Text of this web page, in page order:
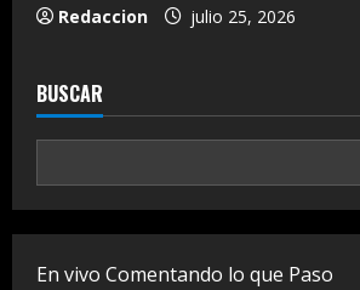
Redaccion julio 25, 2026
BUSCAR
En vivo Comentando lo que Paso